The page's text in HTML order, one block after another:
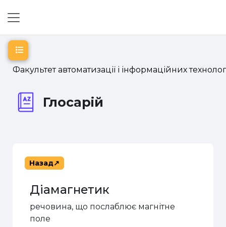
Факультет автоматизації і інформаційних
Глосарій
Відкритий покажчик курсу
Назад
Діамагнетик
речовина, що послаблює магнітне
поле